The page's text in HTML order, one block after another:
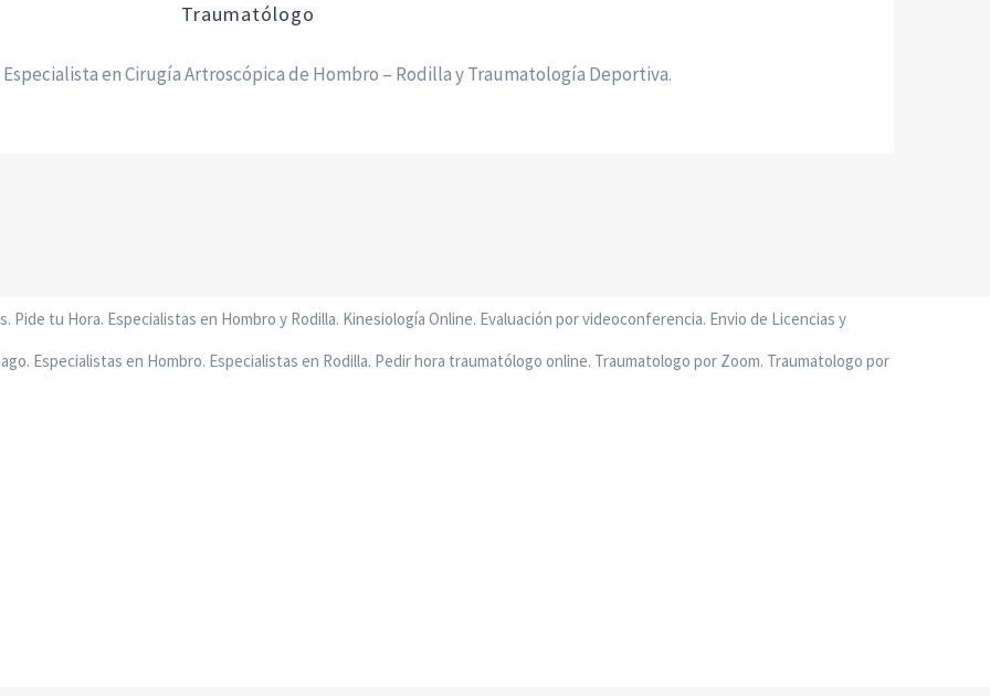
Traumatólogo
en Cirugía Artroscópica de Hombro – Rodilla y Traumatología Deportiva.
Pide tu Hora. Especialistas en Hombro y Rodilla. Kinesiología Online. Evaluación por videoconferencia. Envio de Licencias y
Especialistas en Hombro. Especialistas en Rodilla. Pedir hora traumatólogo online. Traumatologo por Zoom. Traumatologo por